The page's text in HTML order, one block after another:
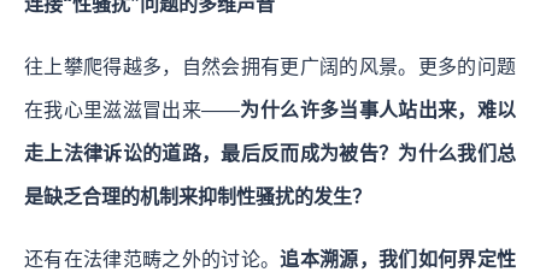
往上攀爬得越多，自然会拥有更广阔的风景。更多的问题
在我心里滋滋冒出来——为什么许多当事人站出来，难以
走上法律诉讼的道路，最后反而成为被告？为什么我们总
是缺乏合理的机制来抑制性骚扰的发生？
还有在法律范畴之外的讨论。追本溯源，我们如何界定性